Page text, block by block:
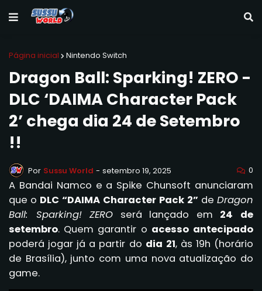
Página inicial Nintendo Switch
Dragon Ball: Sparking! ZERO -
DLC ‘DAIMA Character Pack
2’ chega dia 24 de Setembro
!!
Por Sussu World - setembro 19, 2025 0
A Bandai Namco e a Spike Chunsoft anunciaram
que o DLC “DAIMA Character Pack 2” de Dragon
Ball: Sparking! ZERO será lançado em 24 de
setembro. Quem garantir o acesso antecipado
poderá jogar já a partir do dia 21, às 19h (horário
de Brasília), junto com uma nova atualização do
game.